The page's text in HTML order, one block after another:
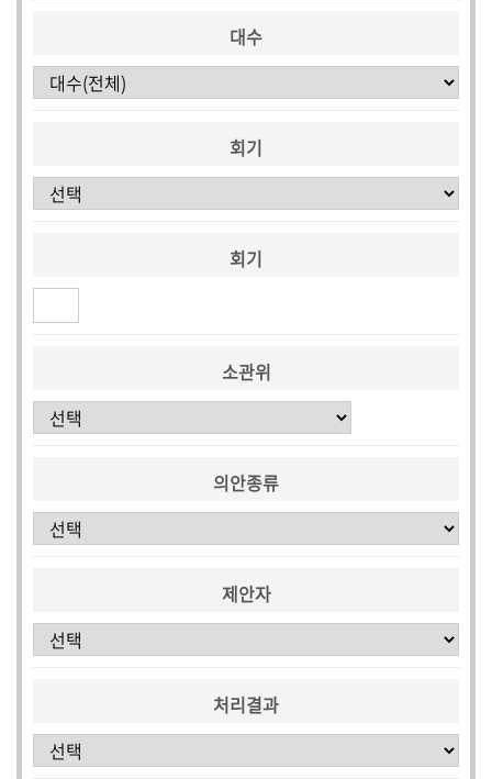
대수
회기
회기
소관위
의안종류
제안자
처리결과